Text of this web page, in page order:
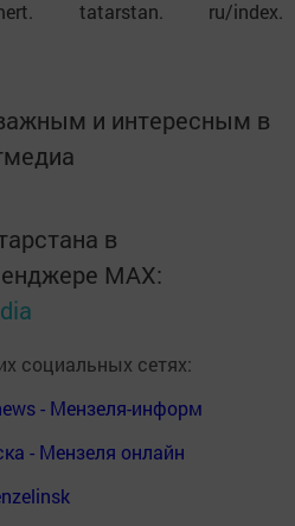
tatarstan. ru/index.
и интересным в
в
MАХ:
социальных сетях:
- Мензеля-информ
- Мензеля онлайн